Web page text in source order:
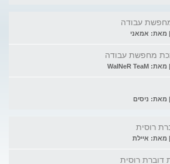
עבודה
רוסית